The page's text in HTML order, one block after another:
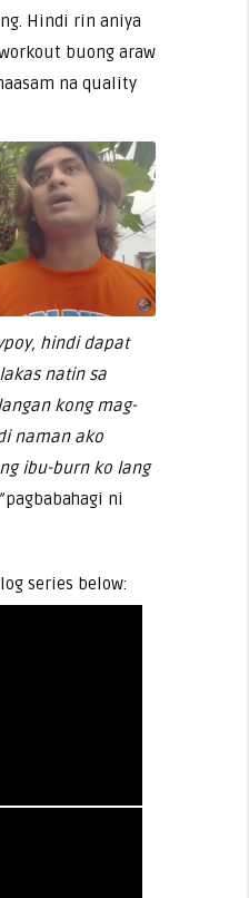
Hindi rin aniya
buong araw
na quality
hindi dapat
natin sa
kong mag-
naman ako
ibu-burn ko lang
pagbabahagi ni
series below: